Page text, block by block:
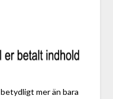
mer än bara